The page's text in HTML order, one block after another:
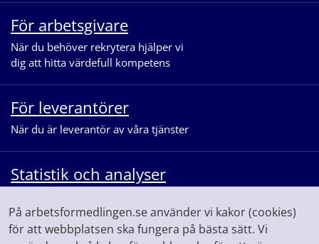
På arbetsformedlingen.se använder vi kakor (cookies)
för att webbplatsen ska fungera på bästa sätt. Vi
För arbetsgivare
När du behöver rekrytera hjälper vi
dig att hitta värdefull kompetens
För leverantörer
När du är leverantör av våra tjänster
Statistik och analyser
våra analyser för arbetsmarknaden